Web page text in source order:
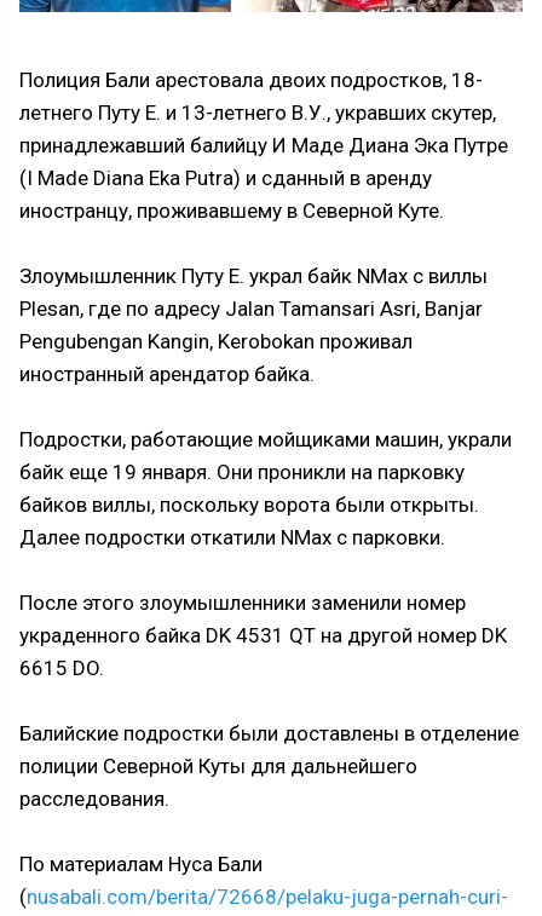
Полиция Бали арестовала двоих подростков, 18-
летнего Путу Е. и 13-летнего В.У., укравших скутер,
принадлежавший балийцу И Маде Диана Эка Путре
(I Made Diana Eka Putra) и сданный в аренду
иностранцу, проживавшему в Северной Куте.
Злоумышленник Путу Е. украл байк NMax с виллы
Plesan, где по адресу Jalan Tamansari Asri, Banjar
Pengubengan Kangin, Kerobokan проживал
иностранный арендатор байка.
Подростки, работающие мойщиками машин, украли
байк еще 19 января. Они проникли на парковку
байков виллы, поскольку ворота были открыты.
Далее подростки откатили NMax с парковки.
После этого злоумышленники заменили номер
украденного байка DK 4531 QT на другой номер DK
6615 DO.
Балийские подростки были доставлены в отделение
полиции Северной Куты для дальнейшего
расследования.
По материалам Нуса Бали
(nusabali.com/berita/72668/pelaku-juga-pernah-curi-